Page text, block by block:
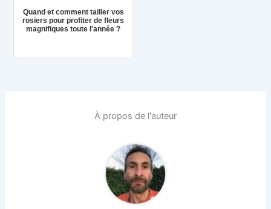
Quand et comment tailler vos
rosiers pour profiter de fleurs
magnifiques toute l'année ?
À propos de l'auteur